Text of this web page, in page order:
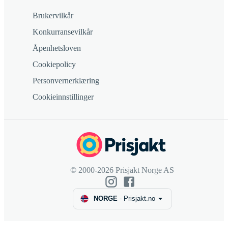
Brukervilkår
Konkurransevilkår
Åpenhetsloven
Cookiepolicy
Personvernerklæring
Cookieinnstillinger
© 2000-2026 Prisjakt Norge AS
NORGE- Prisjakt.no